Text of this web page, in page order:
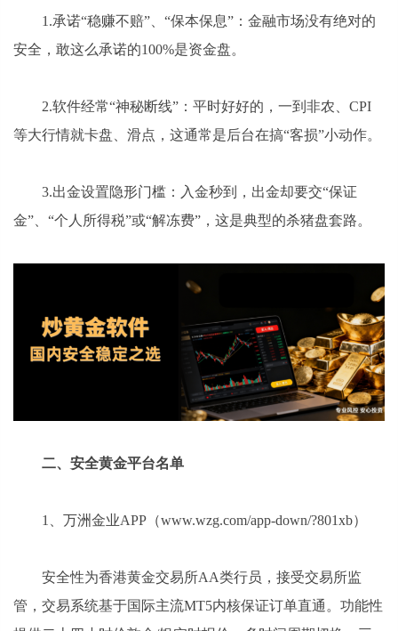
1.承诺“稳赚不赔”、“保本保息”：金融市场没有绝对的
安全，敢这么承诺的100%是资金盘。
2.软件经常“神秘断线”：平时好好的，一到非农、CPI
等大行情就卡盘、滑点，这通常是后台在搞“客损”小动作。
3.出金设置隐形门槛：入金秒到，出金却要交“保证
金”、“个人所得税”或“解冻费”，这是典型的杀猪盘套路。
二、安全黄金平台名单
1、万洲金业APP（www.wzg.com/app-down/?801xb）
安全性为香港黄金交易所AA类行员，接受交易所监
管，交易系统基于国际主流MT5内核保证订单直通。功能性